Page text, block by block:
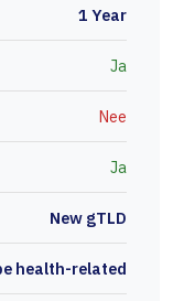
1 Year
Ja
Nee
Ja
New gTLD
health-related